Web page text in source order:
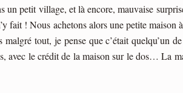
petit village, et là encore, mauvaise
fait ! Nous achetons alors une petite maison
tout, je pense que c’était quelqu’un
avec le crédit de la maison sur le dos… La